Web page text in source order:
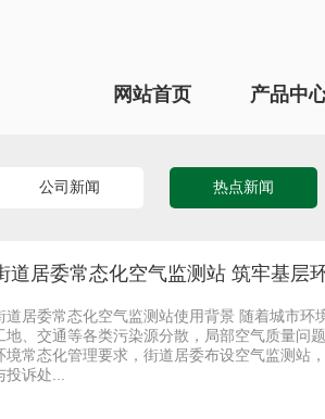
网站首页 产品中
公司新闻 热点新闻
道居委常态化空气监测站 筑牢基层
道居委常态化空气监测站使用背景 随着城市环
地、交通等各类污染源分散，局部空气质量问
境常态化管理要求，街道居委布设空气监测站
投诉处...